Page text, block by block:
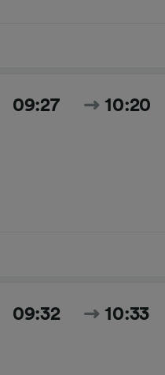
09:27 10:20
09:32 10:33